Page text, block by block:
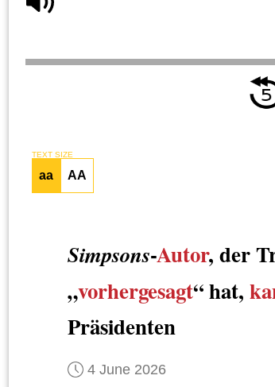
TEXT SIZE
aa AA
Simpsons-Autor, der
„vorhergesagt“ hat,
Präsidenten
4 June 2026